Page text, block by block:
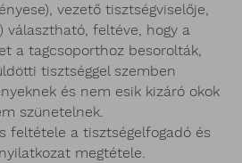
vezető tisztségviselője,
választható, feltéve, hogy a
a tagcsoporthoz besorolták,
tisztséggel szemben
és nem esik kizáró okok
szünetelnek.
feltétele a tisztségelfogadó és
megtétele.